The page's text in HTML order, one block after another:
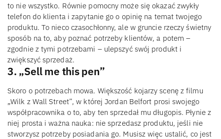
to nie wszystko. Równie pomocny może się okazać zwykły
telefon do klienta i zapytanie go o opinię na temat twojego
produktu. To nieco czasochłonny, ale w gruncie rzeczy świetny
sposób na to, aby poznać potrzeby klientów, a potem –
zgodnie z tymi potrzebami – ulepszyć swój produkt i
zwiększyć sprzedaż.
3. „Sell me this pen”
Skoro o potrzebach mowa. Większość kojarzy scenę z filmu
„Wilk z Wall Street”, w której Jordan Belfort prosi swojego
współpracownika o to, aby ten sprzedał mu długopis. Płynie z
niej prosta i ważna nauka: nie sprzedasz produktu, jeśli nie
stworzysz potrzeby posiadania go. Musisz więc ustalić, co jest